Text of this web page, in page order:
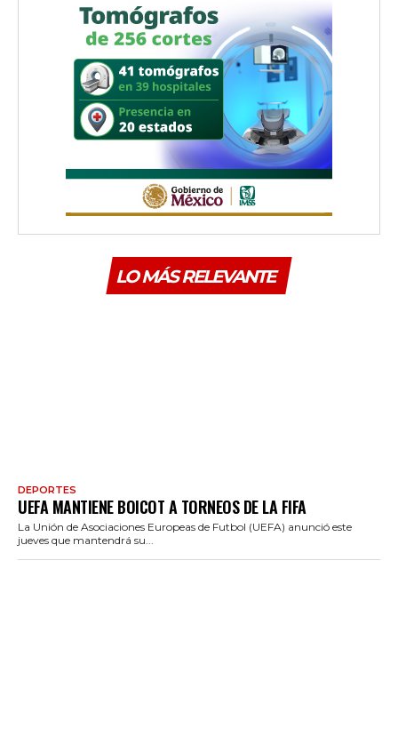
LO MÁS RELEVANTE
DEPORTES
UEFA MANTIENE BOICOT A TORNEOS DE LA FIFA
La Unión de Asociaciones Europeas de Futbol (UEFA) anunció este
jueves que mantendrá su...